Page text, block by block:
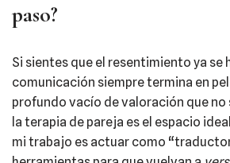
paso?
Si sientes que el resentimiento ya se
comunicación siempre termina en
profundo vacío de valoración que no
la terapia de pareja es el espacio
mi trabajo es actuar como